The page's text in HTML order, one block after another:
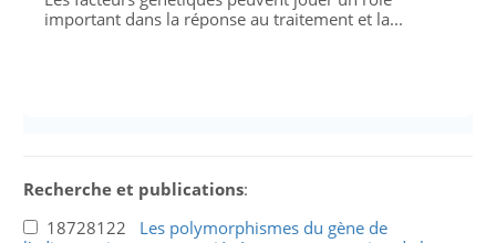
important dans la réponse au traitement et la...
Recherche et publications:
18728122 Les polymorphismes du gène de